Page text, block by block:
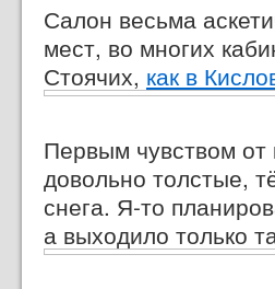
Салон весьма
мест, во многих
Стоячих, как в
Первым чувством от
довольно толстые,
снега. Я-то
а выходило только